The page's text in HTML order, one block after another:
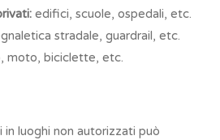
edifici, scuole, ospedali, etc.
stradale, guardrail, etc.
moto, biciclette, etc.
in luoghi non autorizzati può